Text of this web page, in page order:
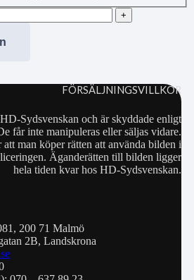
FÖRSÄLJNINGSVILLKOR
Sydsvenskan och är skyddade enligt
får inte manipuleras eller säljas vidare.
man köper rätten att använda bilden i
Äganderätten till bilden ligger
hela tiden kvar hos HD-Sydsvenskan.
200 71 Malmö
2B, Landskrona